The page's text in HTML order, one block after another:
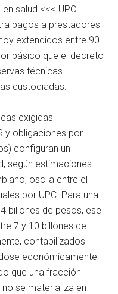
salud <<< UPC
pagos a prestadores
extendidos entre 90
básico que el decreto
técnicas
custodiadas.
exigidas
y obligaciones por
configuran un
según estimaciones
oscila entre el
por UPC. Para una
billones de pesos, ese
7 y 10 billones de
contabilizados
económicamente
que una fracción
se materializa en